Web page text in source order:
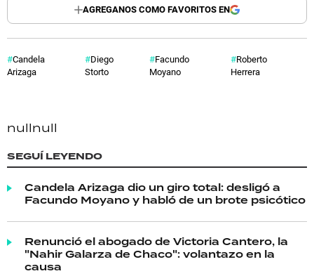
AGREGANOS COMO FAVORITOS EN
Candela
Arizaga
Diego
Storto
Facundo
Moyano
Roberto
Herrera
nullnull
SEGUÍ LEYENDO
Candela Arizaga dio un giro total: desligó a
Facundo Moyano y habló de un brote psicótico
Renunció el abogado de Victoria Cantero, la
"Nahir Galarza de Chaco": volantazo en la
causa